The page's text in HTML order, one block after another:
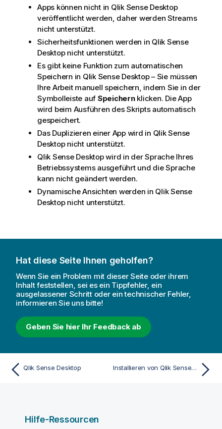
Apps können nicht in Qlik Sense Desktop
veröffentlicht werden, daher werden Streams
nicht unterstützt.
Sicherheitsfunktionen werden in Qlik Sense
Desktopnicht unterstützt.
Es gibt keine Funktion zum automatischen
Speichern in Qlik Sense Desktop– Sie müssen
Ihre Arbeit manuell speichern, indem Sie in der
Symbolleiste auf Speichernklicken. Die App
wird beim Ausführen des Skripts automatisch
gespeichert.
Das Duplizieren einer App wird in Qlik Sense
Desktopnicht unterstützt.
Qlik Sense Desktopwird in der Sprache Ihres
Betriebssystems ausgeführt und die Sprache
kann nicht geändert werden.
Dynamische Ansichten werden in Qlik Sense
Desktopnicht unterstützt.
Hat diese Seite Ihnen geholfen?
Wenn Sie ein Problem mit dieser Seite oder ihrem
Inhalt feststellen, sei es ein Tippfehler, ein
ausgelassener Schritt oder ein technischer Fehler,
informieren Sie uns bitte!
Geben Sie hier Ihr Feedback ab
Qlik Sense Desktop Installieren von Qlik Sense Desktop
Hilfe-Ressourcen